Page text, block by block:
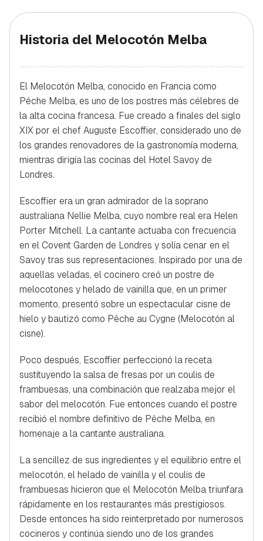
Historia del Melocotón Melba
El Melocotón Melba, conocido en Francia como
Pêche Melba, es uno de los postres más célebres de
la alta cocina francesa. Fue creado a finales del siglo
XIX por el chef Auguste Escoffier, considerado uno de
los grandes renovadores de la gastronomía moderna,
mientras dirigía las cocinas del Hotel Savoy de
Londres.
Escoffier era un gran admirador de la soprano
australiana Nellie Melba, cuyo nombre real era Helen
Porter Mitchell. La cantante actuaba con frecuencia
en el Covent Garden de Londres y solía cenar en el
Savoy tras sus representaciones. Inspirado por una de
aquellas veladas, el cocinero creó un postre de
melocotones y helado de vainilla que, en un primer
momento, presentó sobre un espectacular cisne de
hielo y bautizó como Pêche au Cygne (Melocotón al
cisne).
Poco después, Escoffier perfeccionó la receta
sustituyendo la salsa de fresas por un coulis de
frambuesas, una combinación que realzaba mejor el
sabor del melocotón. Fue entonces cuando el postre
recibió el nombre definitivo de Pêche Melba, en
homenaje a la cantante australiana.
La sencillez de sus ingredientes y el equilibrio entre el
melocotón, el helado de vainilla y el coulis de
frambuesas hicieron que el Melocotón Melba triunfara
rápidamente en los restaurantes más prestigiosos.
Desde entonces ha sido reinterpretado por numerosos
cocineros y continúa siendo uno de los grandes